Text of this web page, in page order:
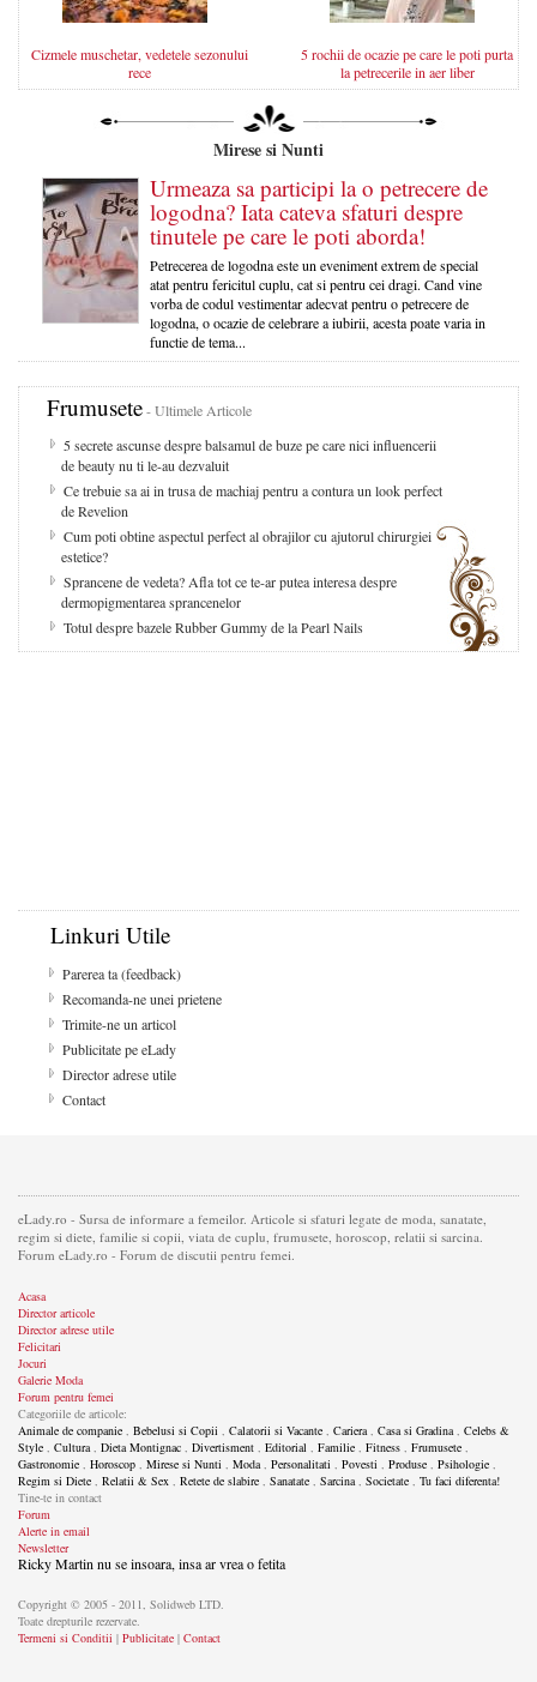
Cizmele muschetar, vedetele sezonului
rece
5 rochii de ocazie pe care le poti purta
la petrecerile in aer liber
Mirese si Nunti
Urmeaza sa participi la o petrecere de
logodna? Iata cateva sfaturi despre
tinutele pe care le poti aborda!
Petrecerea de logodna este un eveniment extrem de special
atat pentru fericitul cuplu, cat si pentru cei dragi. Cand vine
vorba de codul vestimentar adecvat pentru o petrecere de
logodna, o ocazie de celebrare a iubirii, acesta poate varia in
functie de tema...
Frumusete- Ultimele Articole
5 secrete ascunse despre balsamul de buze pe care nici influencerii
de beauty nu ti le-au dezvaluit
Ce trebuie sa ai in trusa de machiaj pentru a contura un look perfect
de Revelion
Cum poti obtine aspectul perfect al obrajilor cu ajutorul chirurgiei
estetice?
Sprancene de vedeta? Afla tot ce te-ar putea interesa despre
dermopigmentarea sprancenelor
Totul despre bazele Rubber Gummy de la Pearl Nails
Linkuri Utile
Parerea ta (feedback)
Recomanda-ne unei prietene
Trimite-ne un articol
Publicitate pe eLady
Director adrese utile
Contact
eLady.ro - Sursa de informare a femeilor. Articole si sfaturi legate de moda, sanatate,
regim si diete, familie si copii, viata de cuplu, frumusete, horoscop, relatii si sarcina.
Forum eLady.ro - Forum de discutii pentru femei.
Acasa
Director articole
Director adrese utile
Felicitari
Jocuri
Galerie Moda
Forum pentru femei
Categoriile de articole:
Animale de companie
Bebelusi si Copii Calatorii si Vacante Cariera Casa si Gradina
Celebs &
Style
Cultura Dieta Montignac Divertisment Editorial Familie Fitness Frumusete
Gastronomie
Horoscop Mirese si Nunti Moda Personalitati Povesti Produse Psihologie
Regim si Diete
Relatii & Sex Retete de slabire Sanatate Sarcina Societate
Tu faci diferenta!
Tine-te in contact
Forum
Alerte in email
Newsletter
Ricky Martin nu se insoara, insa ar vrea o fetita
Copyright © 2005 - 2011, Solidweb LTD.
Toate drepturile rezervate.
Termeni si Conditii | Publicitate | Contact